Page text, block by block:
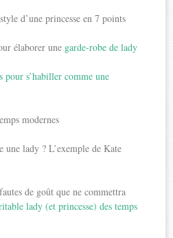
d’une princesse en 7 points
élaborer une garde-robe de lady
pour s’habiller comme une
modernes
une lady ? L’exemple de Kate
de goût que ne commettra
lady (et princesse) des temps